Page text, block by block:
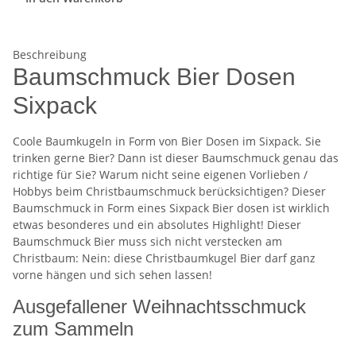
Beschreibung
Baumschmuck Bier Dosen
Sixpack
Coole Baumkugeln in Form von Bier Dosen im Sixpack. Sie
trinken gerne Bier? Dann ist dieser Baumschmuck genau das
richtige für Sie? Warum nicht seine eigenen Vorlieben /
Hobbys beim Christbaumschmuck berücksichtigen? Dieser
Baumschmuck in Form eines Sixpack Bier dosen ist wirklich
etwas besonderes und ein absolutes Highlight! Dieser
Baumschmuck Bier muss sich nicht verstecken am
Christbaum: Nein: diese Christbaumkugel Bier darf ganz
vorne hängen und sich sehen lassen!
Ausgefallener Weihnachtsschmuck
zum Sammeln